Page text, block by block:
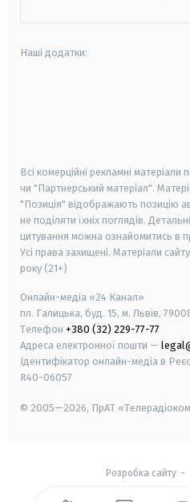
Наші додатки:
Всі комерційні рекламні
чи "Партнерський матеріал".
"Позиція" відображають позицію
не поділяти їхніх поглядів.
цитування можна ознайомитись в
Усі права захищені. Матеріали
року (21+)
Онлайн-медіа «24 Канал»
пл. Галицька, буд. 15, м. Львів,
Телефон +380 (32) 229-77-77
Адреса електронної пошти —
Ідентифікатор онлайн-медіа в
R40-06057
© 2005—2026, ПрАТ
Розробка сайту-